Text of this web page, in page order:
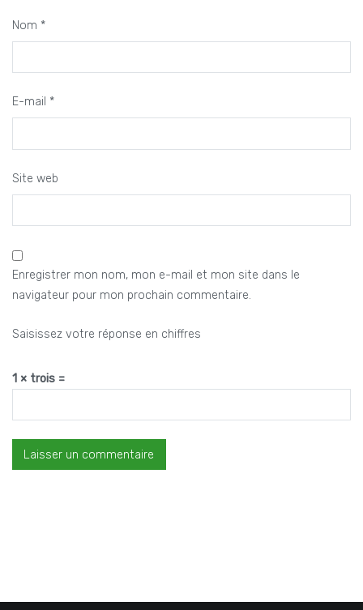
Nom *
E-mail *
Site web
Enregistrer mon nom, mon e-mail et mon site dans le
navigateur pour mon prochain commentaire.
Saisissez votre réponse en chiffres
1 × trois =